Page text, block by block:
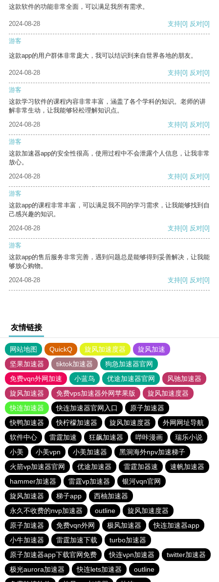
这款软件的功能非常全面，可以满足我所有需求。
2024-08-28 支持[0] 反对[0]
游客
这款app的用户群体非常庞大，我可以结识到来自世界各地的朋友。
2024-08-28 支持[0] 反对[0]
游客
这款学习软件的课程内容非常丰富，涵盖了各个学科的知识。老师的讲
解非常生动，让我能够轻松理解知识点。
2024-08-28
支持[0] 反对[0]
游客
这款加速器app的安全性很高，使用过程中不会泄露个人信息，让我非常
放心。
2024-08-28
支持[0] 反对[0]
游客
这款app的课程非常丰富，可以满足我不同的学习需求，让我能够找到自
己感兴趣的知识。
2024-08-28
支持[0] 反对[0]
游客
这款app的售后服务非常完善，遇到问题总是能够得到妥善解决，让我能
够放心购物。
2024-08-28
支持[0] 反对[0]
友情链接
网站地图 QuickQ 旋风加速度器
旋风加速
坚果加速器
tiktok加速器
狗急加速器官网
免费vqn外网加速
小蓝鸟 优途加速器官网
风驰加速器
旋风加速器
免费vps加速器外网苹果版
旋风加速度器
快连加速器
快连加速器官网入口
原子加速器
快鸭加速器
快柠檬加速器 旋风加速度器
外网网址导航
软件中心
雷霆加速 狂飙加速器 哔咔漫画
瑞乐小说
小美
小美vpn 小美加速器
黑洞海外npv加速梯子
火箭vp加速器官网
优途加速器 雷霆加器速
速帆加速器
hammer加速器
雷霆vp加速器
银河vqn官网
旋风加速器
梯子app
西柚加速器
永久不收费的nvp加速器
outline
旋风加速度器
原子加速器
免费vqn外网 极风加速器
快连加速器app
小牛加速器
雷霆加速下载
turbo加速器
原子加速器app下载官网免费
快连vρn加速器
twitter加速器
极光aurora加速器
快连lets加速器
outline